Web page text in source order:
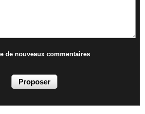
de nouveaux commentaires